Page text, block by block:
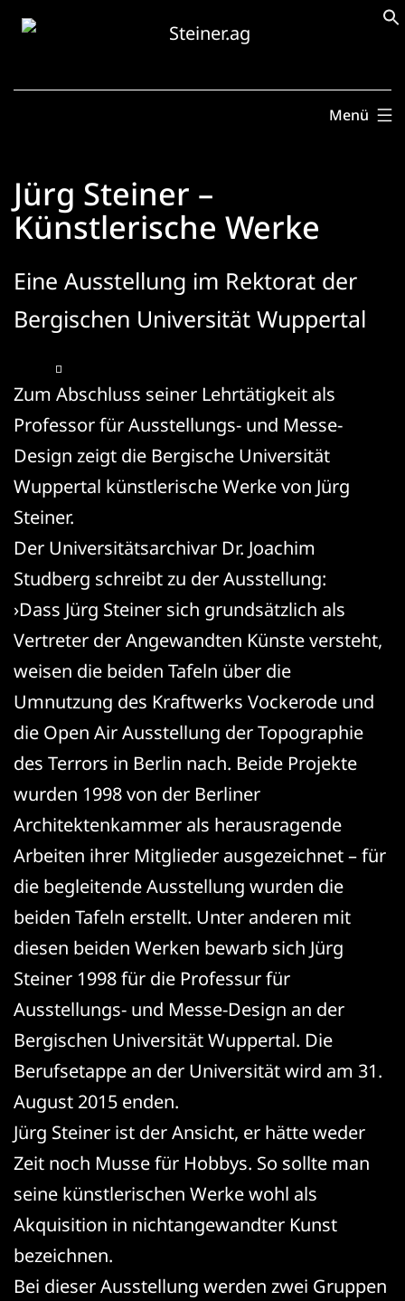
Zum
Menü
Jürg Steiner –
Künstlerische Werke
Eine Ausstellung im Rektorat der
Bergischen Universität Wuppertal
Zum Abschluss seiner Lehrtätigkeit als
Professor für Ausstellungs- und Messe-
Design zeigt die Bergische Universität
Wuppertal künstlerische Werke von Jürg
Steiner.
Der Universitätsarchivar Dr. Joachim
Studberg schreibt zu der Ausstellung:
›Dass Jürg Steiner sich grundsätzlich als
Vertreter der Angewandten Künste versteht,
weisen die beiden Tafeln über die
Umnutzung des Kraftwerks Vockerode und
die Open Air Ausstellung der Topographie
des Terrors in Berlin nach. Beide Projekte
wurden 1998 von der Berliner
Architektenkammer als herausragende
Arbeiten ihrer Mitglieder ausgezeichnet – für
die begleitende Ausstellung wurden die
beiden Tafeln erstellt. Unter anderen mit
diesen beiden Werken bewarb sich Jürg
Steiner 1998 für die Professur für
Ausstellungs- und Messe-Design an der
Bergischen Universität Wuppertal. Die
Berufsetappe an der Universität wird am 31.
August 2015 enden.
Jürg Steiner ist der Ansicht, er hätte weder
Zeit noch Musse für Hobbys. So sollte man
seine künstlerischen Werke wohl als
Akquisition in nichtangewandter Kunst
bezeichnen.
Bei dieser Ausstellung werden zwei Gruppen